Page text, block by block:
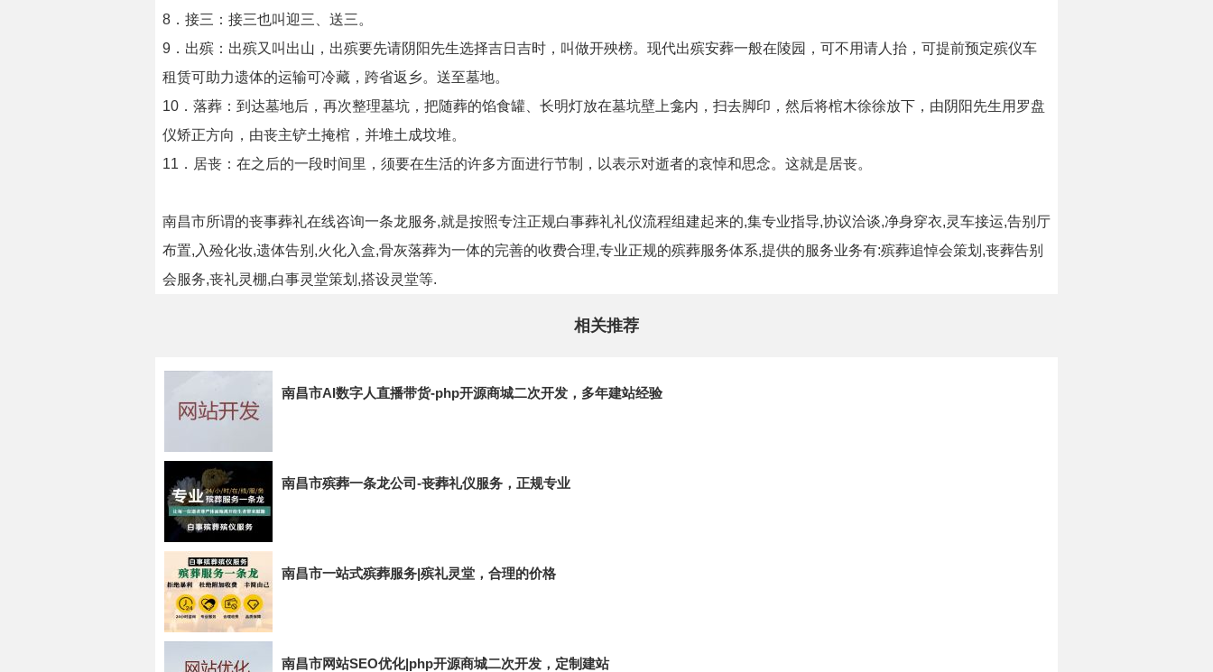
8．接三：接三也叫迎三、送三。
9．出殡：出殡又叫出山，出殡要先请阴阳先生选择吉日吉时，叫做开殃榜。现代出殡安葬一般在陵园，可不用请人抬，可提前预定殡仪车
租赁可助力遗体的运输可冷藏，跨省返乡。送至墓地。
10．落葬：到达墓地后，再次整理墓坑，把随葬的馅食罐、长明灯放在墓坑壁上龛内，扫去脚印，然后将棺木徐徐放下，由阴阳先生用罗盘
仪矫正方向，由丧主铲土掩棺，并堆土成坟堆。
11．居丧：在之后的一段时间里，须要在生活的许多方面进行节制，以表示对逝者的哀悼和思念。这就是居丧。
南昌市所谓的丧事葬礼在线咨询一条龙服务,就是按照专注正规白事葬礼礼仪流程组建起来的,集专业指导,协议洽谈,净身穿衣,灵车接运,告别厅
布置,入殓化妆,遗体告别,火化入盒,骨灰落葬为一体的完善的收费合理,专业正规的殡葬服务体系,提供的服务业务有:殡葬追悼会策划,丧葬告别
会服务,丧礼灵棚,白事灵堂策划,搭设灵堂等.
相关推荐
南昌市AI数字人直播带货-php开源商城二次开发，多年建站经验
南昌市殡葬一条龙公司-丧葬礼仪服务，正规专业
南昌市一站式殡葬服务|殡礼灵堂，合理的价格
南昌市网站SEO优化|php开源商城二次开发，定制建站